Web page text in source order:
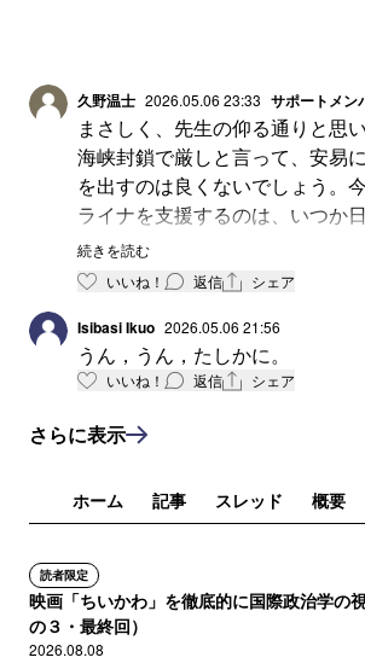
久野温士 2026.05.06 23:33 サポートメン
まさしく、先生の仰る通りと思
海峡封鎖で厳しと言って、安易
を出すのは良くないでしょう。
ライナを支援するのは、いつか
ウクライナは強力な支援国になる
続きを読む
いいね！
返信 シェア
Isibasi Ikuo 2026.05.06 21:56
うん，うん，たしかに。
いいね！ 返信 シェア
さらに表示
ホーム 記事 スレッド 概要
読者限定
映画「ちいかわ」を徹底的に国際政治学の
の３・最終回）
2026.08.08